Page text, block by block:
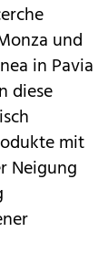
und
in Pavia
diese
mit
Neigung